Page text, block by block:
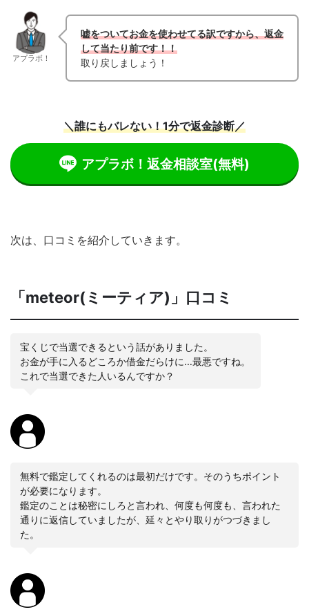
アプラボ！
嘘をついてお金を使わせてる訳ですから、返金
して当たり前です！！
取り戻しましょう！
＼誰にもバレない！1分で返金診断／
アプラボ！返金相談室(無料)
次は、口コミを紹介していきます。
「meteor(ミーティア)」口コミ
宝くじで当選できるという話がありました。
お金が手に入るどころか借金だらけに…最悪ですね。
これで当選できた人いるんですか？
無料で鑑定してくれるのは最初だけです。そのうちポイント
が必要になります。
鑑定のことは秘密にしろと言われ、何度も何度も、言われた
通りに返信していましたが、延々とやり取りがつづきまし
た。